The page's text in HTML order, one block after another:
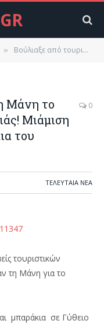
» Βούλιαξε από τουρισμό η Μάνη το τριήμερο της Πρωτομαγιάς! Μιάμιση ώρα αναμονή στα Σπήλαια του Διρού…
Μάνη το
Μιάμιση
του
0
ΤΕΛΕΥΤΑΙΑ ΝΕΑ
τουριστικών
τη Μάνη για το
μπαράκια σε Γύθειο